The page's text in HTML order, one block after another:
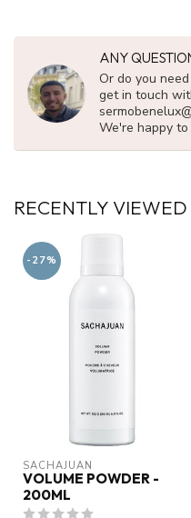
ANY
Or do you
get in touch
We're happy to
RECENTLY VIEWED
-27%
SACHAJUAN
VOLUME POWDER -
200ML